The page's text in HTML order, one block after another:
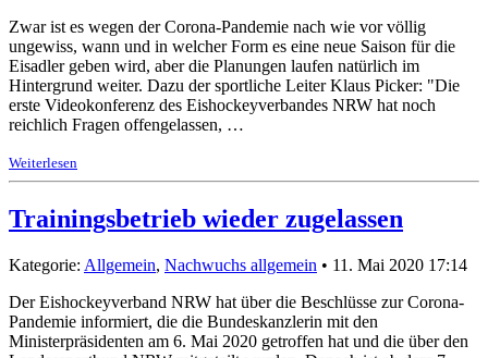
Zwar ist es wegen der Corona-Pandemie nach wie vor völlig
ungewiss, wann und in welcher Form es eine neue Saison für die
Eisadler geben wird, aber die Planungen laufen natürlich im
Hintergrund weiter. Dazu der sportliche Leiter Klaus Picker: "Die
erste Videokonferenz des Eishockeyverbandes NRW hat noch
reichlich Fragen offengelassen, …
Weiterlesen
Trainingsbetrieb wieder zugelassen
Kategorie: Allgemein, Nachwuchs allgemein • 11. Mai 2020 17:14
Der Eishockeyverband NRW hat über die Beschlüsse zur Corona-
Pandemie informiert, die die Bundeskanzlerin mit den
Ministerpräsidenten am 6. Mai 2020 getroffen hat und die über den